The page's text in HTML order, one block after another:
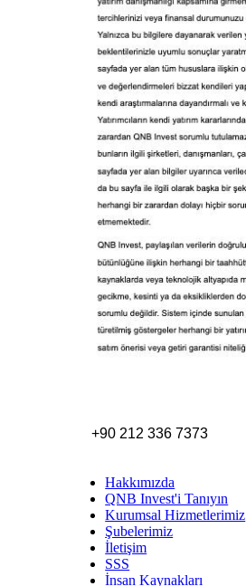
+90 212 336 7373
Hakkımızda
QNB Invest'i Tanıyın
Kurumsal Hizmetlerimiz
Şubelerimiz
İletişim
SSS
İnsan Kaynakları